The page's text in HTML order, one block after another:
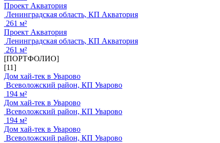
Проект Акватория
Ленинградская область, КП Акватория
261 м²
Проект Акватория
Ленинградская область, КП Акватория
261 м²
[ПОРТФОЛИО]
[11]
Дом хай-тек в Уварово
Всеволожский район, КП Уварово
194 м²
Дом хай-тек в Уварово
Всеволожский район, КП Уварово
194 м²
Дом хай-тек в Уварово
Всеволожский район, КП Уварово